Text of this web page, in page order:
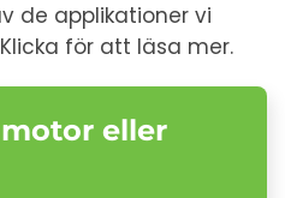
de applikationer vi
för att läsa mer.
eller